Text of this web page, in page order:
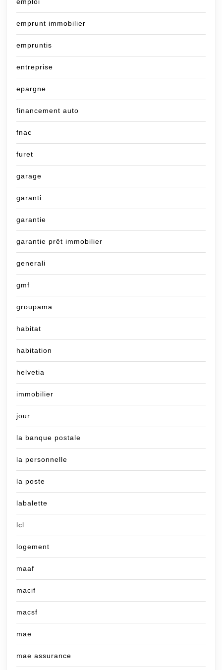
emploi
emprunt immobilier
empruntis
entreprise
epargne
financement auto
fnac
furet
garage
garanti
garantie
garantie prêt immobilier
generali
gmf
groupama
habitat
habitation
helvetia
immobilier
jour
la banque postale
la personnelle
la poste
labalette
lcl
logement
maaf
macif
macsf
mae
mae assurance